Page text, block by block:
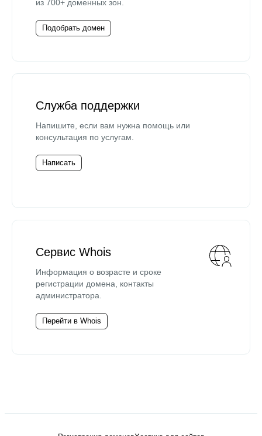
из 700+ доменных зон.
Подобрать домен
Служба поддержки
Напишите, если вам нужна помощь или
консультация по услугам.
Написать
Сервис Whois
Информация о возрасте и сроке
регистрации домена, контакты
администратора.
Перейти в Whois